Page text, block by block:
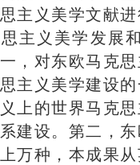
主义美学文献
主义美学发展
，对东欧马克
主义美学建设
上的世界马克
建设。第二，
万种，本成果